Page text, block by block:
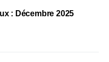
: Décembre 2025